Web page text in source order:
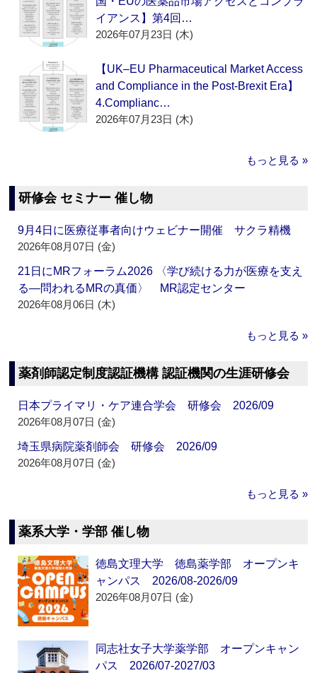
イアンス】第4回…
2026年07月23日 (木)
【UK–EU Pharmaceutical Market Access
and Compliance in the Post-Brexit Era】
4.Complianc…
2026年07月23日 (木)
もっと見る »
研修会 セミナー 催し物
9月4日に医療従事者向けウェビナー開催 サクラ精機
2026年08月07日 (金)
21日にMRフォーラム2026 〈学び続ける力が医療を支え
る―問われるMRの真価〉 MR認定センター
2026年08月06日 (木)
もっと見る »
薬剤師認定制度認証機構 認証機関の生涯研修会
日本プライマリ・ケア連合学会 研修会 2026/09
2026年08月07日 (金)
埼玉県病院薬剤師会 研修会 2026/09
2026年08月07日 (金)
もっと見る »
薬系大学・学部 催し物
徳島文理大学 徳島薬学部 オープンキ
ャンパス 2026/08-2026/09
2026年08月07日 (金)
同志社女子大学薬学部 オープンキャン
パス 2026/07-2027/03